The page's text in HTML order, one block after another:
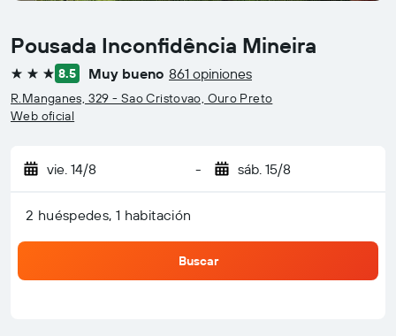
Pousada Inconfidência Mineira
3 estrellas
8.5 Muy bueno 861 opiniones
R.Manganes, 329 - Sao Cristovao, Ouro Preto
Web oficial
vie. 14/8 - sáb. 15/8
2 huéspedes, 1 habitación
Buscar